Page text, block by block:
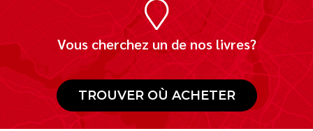
Vous cherchez un de nos livres?
TROUVER OÙ ACHETER